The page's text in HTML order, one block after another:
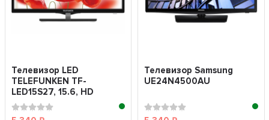
Телевизор LED
TELEFUNKEN TF-
LED15S27, 15.6, HD
READY (720p), черный
Телевизор Samsung
UE24N4500AU